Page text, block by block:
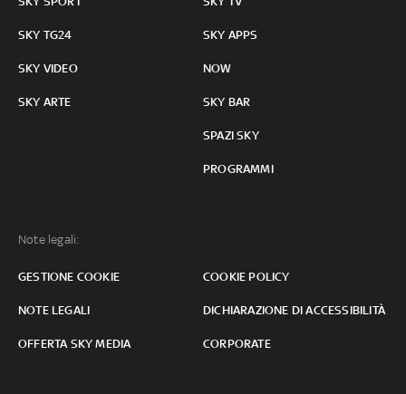
SKY TG24
SKY VIDEO
SKY ARTE
SKY APPS
NOW
SKY BAR
SPAZI SKY
PROGRAMMI
Note legali:
GESTIONE COOKIE COOKIE POLICY
NOTE LEGALI DICHIARAZIONE DI ACCESSIBILITÀ
OFFERTA SKY MEDIA CORPORATE